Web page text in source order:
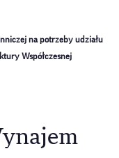
na potrzeby udziału
Współczesnej